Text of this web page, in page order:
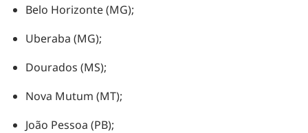
Belo Horizonte (MG);
Uberaba (MG);
Dourados (MS);
Nova Mutum (MT);
João Pessoa (PB);